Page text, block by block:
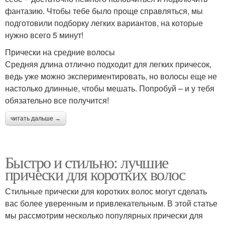
фантазию. Чтобы тебе было проще справляться, мы
подготовили подборку легких вариантов, на которые
нужно всего 5 минут!
Прически на средние волосы
Средняя длина отлично подходит для легких причесок,
ведь уже можно экспериментировать, но волосы еще не
настолько длинные, чтобы мешать. Попробуй – и у тебя
обязательно все получится!
читать дальше →
Быстро и стильно: лучшие
прически для коротких волос
Стильные прически для коротких волос могут сделать
вас более уверенным и привлекательным. В этой статье
мы рассмотрим несколько популярных прически для